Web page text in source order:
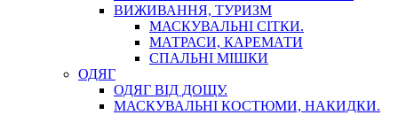
ВИЖИВАННЯ, ТУРИЗМ
МАСКУВАЛЬНІ СІТКИ.
МАТРАСИ, КАРЕМАТИ
СПАЛЬНІ МІШКИ
ОДЯГ
ОДЯГ ВІД ДОЩУ.
МАСКУВАЛЬНІ КОСТЮМИ, НАКИДКИ.